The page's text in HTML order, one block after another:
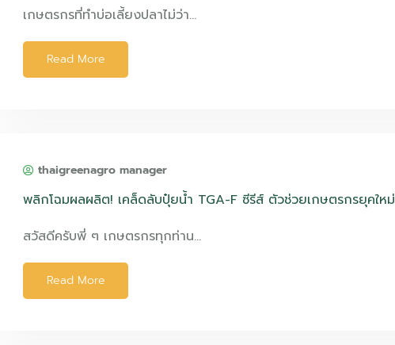
เกษตรกรที่ทำบ่อเลี้ยงปลาไม่ว่า…
Read More
thaigreenagro manager
พลิกโฉมผลผลิต! เคล็ดลับปุ๋ยน้ำ TGA-F ซีรีส์ ตัวช่วยเกษตรกรยุคใหม่
สวัสดีครับพี่ ๆ เกษตรกรทุกท่าน…
Read More